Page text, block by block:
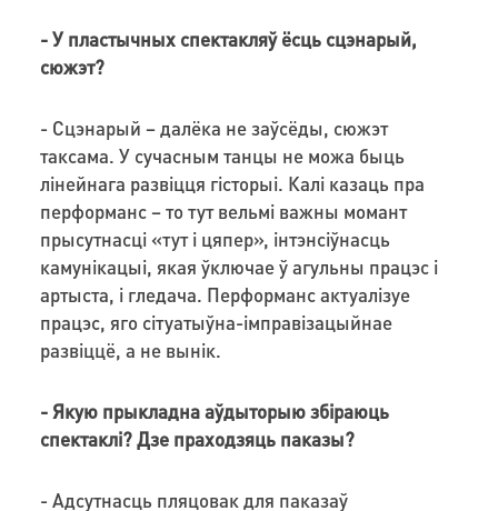
- У пластычных спектакляў ёсць сцэнарый,
сюжэт?
- Сцэнарый – далёка не заўсёды, сюжэт
таксама. У сучасным танцы не можа быць
лінейнага развіцця гісторыі. Калі казаць пра
перформанс – то тут вельмі важны момант
прысутнасці «тут і цяпер», інтэнсіўнасць
камунікацыі, якая ўключае ў агульны працэс і
артыста, і гледача. Перформанс актуалізуе
працэс, яго сітуатыўна-імправізацыйнае
развіццё, а не вынік.
- Якую прыкладна аўдыторыю збіраюць
спектаклі? Дзе праходзяць паказы?
- Адсутнасць пляцовак для паказаў